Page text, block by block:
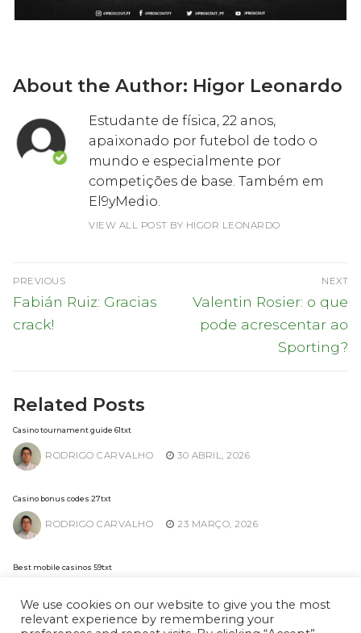
About the Author: Higor Leonardo
Estudante de física, 22 anos,
apaixonado por futebol de todo o
mundo e especialmente por
competições de base. Também em
El9yMedio.
VIEW ALL POST BY HIGOR LEONARDO
Navegação
de
artigos
PREVIOUS
Previous
post:
Fabián Ruiz: Gracias
crack!
NEXT
Next
post:
Valentin Rosier: o que
pode acrescentar ao
Sporting?
Related Posts
Casino tournament guide 61txt
RODRIGO CARVALHO 30 ABRIL, 2026
Casino bonus codes 27txt
RODRIGO CARVALHO 23 MARÇO, 2026
Best mobile casinos 59txt
We use cookies on our website to give you the most
relevant experience by remembering your